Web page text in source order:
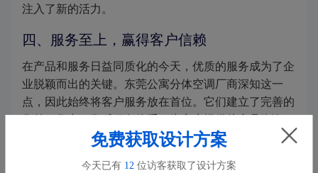
注入了新的活力。
四、服务至上，赢得客户信赖
在产品和服务日益同质化的今天，优质的服务成为了企
业脱颖而出的关键。东莞公寓分体空调厂商深知这一
点，因此始终将客户服务放在首位。它们建立了完善的
方案设计、安装调试到后期维护保养等全方位的服务。
免费获取设计方案
今天已有 12 位访客获取了设计方案